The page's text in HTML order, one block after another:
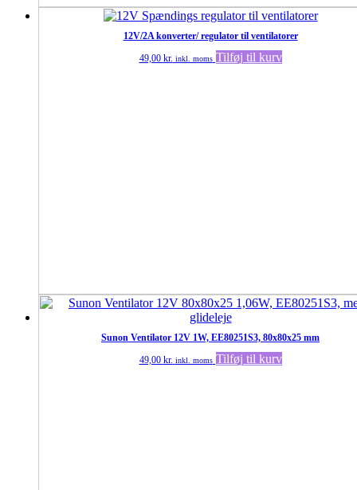
12V/2A konverter/ regulator til ventilatorer
49,00 kr. inkl. moms Tilføj til kurv
Sunon Ventilator 12V 1W, EE80251S3, 80x80x25 mm
49,00 kr. inkl. moms Tilføj til kurv